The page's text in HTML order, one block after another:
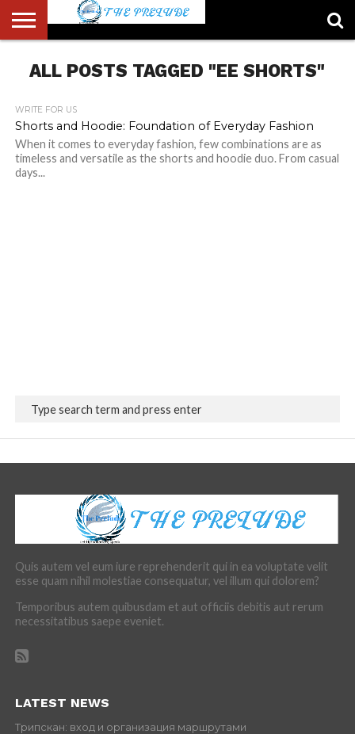
US
ACCOUNT
AUTHORS
LIST
FULL-
WIDTH
HOME
LATEST
NEWS
LOGIN
LOGOUT
MEMBERS
PASSWORD
RESET
REGISTER
SAMPLE
PAGE
TYPOGRAPHY
USER
ALL POSTS TAGGED "EE SHORTS"
WRITE FOR US
Shorts and Hoodie: Foundation of Everyday Fashion
When it comes to everyday fashion, few combinations are as
timeless and versatile as the shorts and hoodie duo. From casual
days...
Quis autem vel eum iure reprehenderit qui in ea voluptate velit
esse quam nihil molestiae consequatur, vel illum qui dolorem?
Temporibus autem quibusdam et aut officiis debitis aut rerum
necessitatibus saepe eveniet.
LATEST NEWS
Трипскан: вход и организация маршрутами